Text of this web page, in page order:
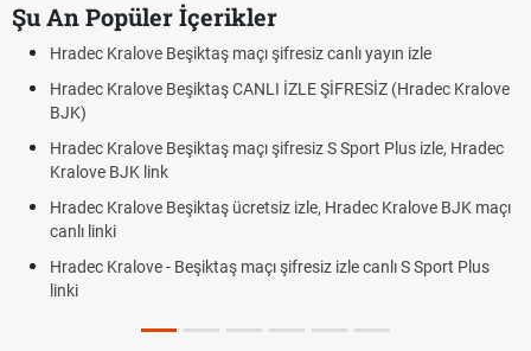
Şu An Popüler İçerikler
Hradec Kralove Beşiktaş maçı şifresiz canlı yayın izle
Hradec Kralove Beşiktaş CANLI İZLE ŞİFRESİZ (Hradec Kralove
BJK)
Hradec Kralove Beşiktaş maçı şifresiz S Sport Plus izle, Hradec
Kralove BJK link
Hradec Kralove Beşiktaş ücretsiz izle, Hradec Kralove BJK maçı
canlı linki
Hradec Kralove - Beşiktaş maçı şifresiz izle canlı S Sport Plus
linki